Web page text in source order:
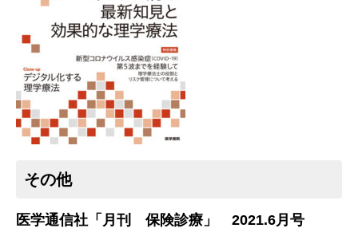
その他
医学通信社「月刊 保険診療」 2021.6月号